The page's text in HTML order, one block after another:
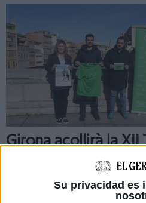
Su privacidad es
Girona acollirà la XII
en Marxa contra el
Girona acollirà el proper 1 de